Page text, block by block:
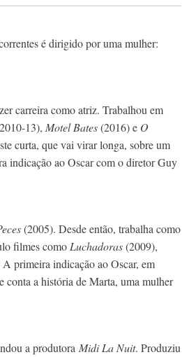
é dirigido por uma mulher:
carreira como atriz. Trabalhou em
13), Motel Bates(2016) e O
curta, que vai virar longa, sobre um
indicação ao Oscar com o diretor Guy
(2005). Desde então, trabalha como
filmes como Luchadoras(2009),
primeira indicação ao Oscar, em
conta a história de Marta, uma mulher
a produtora Midi La Nuit. Produziu